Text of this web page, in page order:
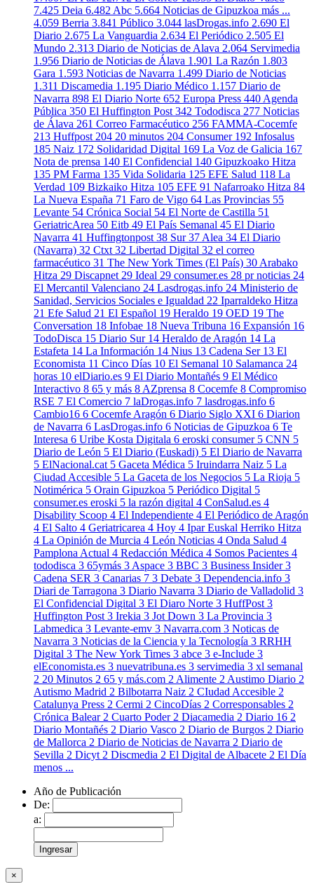
7.425 Deia 6.482 Abc 5.664 Noticias de Gipuzkoa más ...
4.059 Berria 3.841 Público 3.044 lasDrogas.info 2.690 El
Diario 2.675 La Vanguardia 2.634 El Periódico 2.505 El
Mundo 2.313 Diario de Noticias de Alava 2.064 Servimedia
1.956 Diario de Noticias de Álava 1.901 La Razón 1.803
Gara 1.593 Noticias de Navarra 1.499 Diario de Noticias
1.311 Discamedia 1.195 Diario Médico 1.157 Diario de
Navarra 898 El Diario Norte 652 Europa Press 440 Agenda
Pública 350 El Huffington Post 342 Tododisca 277 Noticias
de Álava 261 Correo Farmacéutico 256 FAMMA-Cocemfe
213 Huffpost 204 20 minutos 204 Consumer 192 Infosalus
185 Naiz 172 Solidaridad Digital 169 La Voz de Galicia 167
Nota de prensa 140 El Confidencial 140 Gipuzkoako Hitza
135 PM Farma 135 Vida Solidaria 125 EFE Salud 118 La
Verdad 109 Bizkaiko Hitza 105 EFE 91 Nafarroako Hitza 84
La Nueva España 71 Faro de Vigo 64 Las Provincias 55
Levante 54 Crónica Social 54 El Norte de Castilla 51
GeriatricArea 50 Eitb 49 El País Semanal 45 El Diario
Navarra 41 Huffingtonpost 38 Sur37 Alea 34 El Diario
(Navarra) 32 Ctxt 32 Libertad Digital 32 el correo
farmacéutico 31 The New York Times (El País) 30 Arabako
Hitza 29 Discapnet 29 Ideal 29 consumer.es 28 pr noticias 24
El Mercantil Valenciano 24 Lasdrogas.info 24 Ministerio de
Sanidad, Servicios Sociales e Igualdad 22 Iparraldeko Hitza
21 Efe Salud 21 El Español 19 Heraldo 19 OED 19 The
Conversation 18 Infobae 18 Nueva Tribuna 16 Expansión 16
TodoDisca 15 Diario Sur 14 Heraldo de Aragón 14 La
Estafeta 14 La Información 14 Nius 13 Cadena Ser 13 El
Economista 11 Cinco Días 10 El Semanal 10 Salamanca 24
horas 10 elDiario.es 9 El Diario Montañés 9 El Médico
Interactivo 8 65 y más 8 AZprensa 8 Cocemfe 8 Compromiso
RSE 7 El Comercio 7 laDrogas.info 7 lasdrogas.info 6
Cambio16 6 Cocemfe Aragón 6 Diario Siglo XXI 6 Diarion
de Navarra 6 LasDrogas.info 6 Noticias de Gipuzkoa 6 Te
Interesa 6 Uribe Kosta Digitala 6 eroski consumer 5 CNN 5
Diario de León 5 El Diario (Euskadi) 5 El Diario de Navarra
5 ElNacional.cat 5 Gaceta Médica 5 Iruindarra Naiz 5 La
Ciudad Accesible 5 La Gaceta de los Negocios 5 La Rioja 5
Notimérica 5 Orain Gipuzkoa 5 Periódico Digital 5
consumer.es eroski 5 la razón digital 4 ConSalud.es 4
Disability Scoop 4 El Independiente 4 El Periódico de Aragón
4 El Salto 4 Geriatricarea 4 Hoy 4 Ipar Euskal Herriko Hitza
4 La Opinión de Murcia 4 León Noticias 4 Onda Salud 4
Pamplona Actual 4 Redacción Médica 4 Somos Pacientes 4
tododisca 3 65ymás 3 Aspace 3 BBC 3 Business Insider3
Cadena SER 3 Canarias 7 3 Debate 3 Dependencia.info 3
Diari de Tarragona 3 Diario Navarra 3 Diario de Valladolid 3
El Confidencial Digital 3 El Diaro Norte 3 HuffPost 3
Huffington Post 3 Irekia 3 Jot Down 3 La Provincia 3
Labmedica 3 Levante-emv 3 Navarra.com 3 Noticas de
Navarra 3 Noticias de la Ciencia y la Tecnología 3 RRHH
Digital 3 The New York Times 3 abce 3 e-Include 3
elEconomista.es 3 nuevatribuna.es 3 servimedia 3 xl semanal
2 20 Minutos 2 65 y más.com 2 Alimente 2 Austimo Diario 2
Autismo Madrid 2 Bilbotarra Naiz 2 CIudad Accesible 2
Catalunya Press 2 Cermi 2 CincoDías 2 Corresponsables 2
Crónica Balear 2 Cuarto Poder 2 Diacamedia 2 Diario 16 2
Diario Montañés 2 Diario Vasco 2 Diario de Burgos 2 Diario
de Mallorca 2 Diario de Noticias de Navarra 2 Diario de
Sevilla 2 Dicyt 2 Discmedia 2 El Digital de Albacete 2 El Día
menos ...
Año de Publicación
De:
a:
×